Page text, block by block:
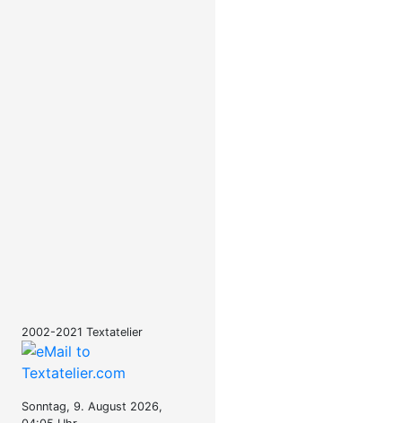
2002-2021 Textatelier
Sonntag, 9. August 2026,